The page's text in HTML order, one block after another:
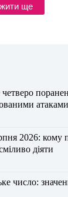
ще
2026: кому
діяти
число: